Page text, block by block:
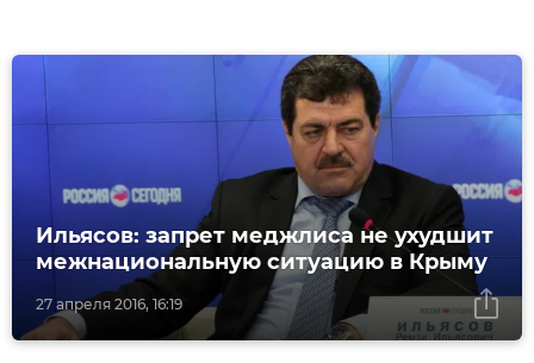
27 апреля 2016, 16:19
Ильясов: запрет меджлиса не ухудшит
межнациональную ситуацию в Крыму